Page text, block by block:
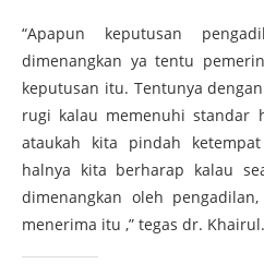
“Apapun keputusan
dimenangkan ya tentu
keputusan itu. Tentunya
rugi kalau memenuhi standar
ataukah kita pindah
halnya kita berharap kalau
dimenangkan oleh
menerima itu ,” tegas dr. Khairul.